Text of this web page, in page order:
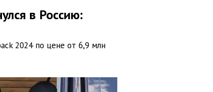
в Россию:
2024 по цене от 6,9 млн